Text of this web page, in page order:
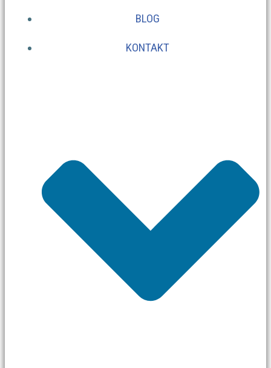
BLOG
KONTAKT